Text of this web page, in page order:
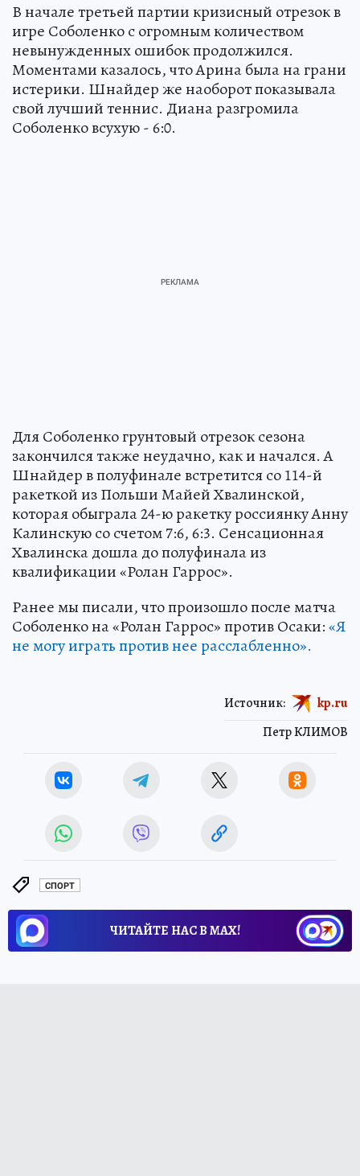
В начале третьей партии кризисный отрезок в
игре Соболенко с огромным количеством
невынужденных ошибок продолжился.
Моментами казалось, что Арина была на грани
истерики. Шнайдер же наоборот показывала
свой лучший теннис. Диана разгромила
Соболенко всухую - 6:0.
Для Соболенко грунтовый отрезок сезона
закончился также неудачно, как и начался. А
Шнайдер в полуфинале встретится со 114-й
ракеткой из Польши Майей Хвалинской,
которая обыграла 24-ю ракетку россиянку Анну
Калинскую со счетом 7:6, 6:3. Сенсационная
Хвалинска дошла до полуфинала из
квалификации «Ролан Гаррос».
Ранее мы писали, что произошло после матча
Соболенко на «Ролан Гаррос» против Осаки:«Я
не могу играть против нее расслабленно».
Петр КЛИМОВ
Источник: kp.ru
СПОРТ
ЧИТАЙТЕ НАС В МАХ!